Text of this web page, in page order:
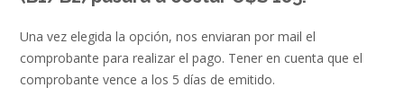
Una vez elegida la opción, nos enviaran por mail el
comprobante para realizar el pago. Tener en cuenta que el
comprobante vence a los 5 días de emitido.